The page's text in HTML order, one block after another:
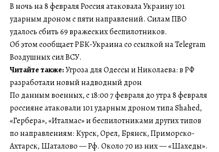
В ночь на 8 февраля Россия атаковала Украину 101
ударным дроном с пяти направлений. Силам ПВО
удалось сбить 69 вражеских беспилотников.
Об этом сообщает РБК-Украина со ссылкой на Telegram
Воздушных сил ВСУ.
Читайте также:Угроза для Одессы и Николаева: в РФ
разработали новый надводный дрон
По данным военных, с 18:00 7 февраля до утра 8 февраля
россияне атаковали 101 ударным дроном типа Shahed,
«Гербера», «Италмас» и беспилотниками других типов
по направлениям: Курск, Орел, Брянск, Приморско-
Ахтарск, Шаталово — Рф. Около 70 из них — «Шахеды».